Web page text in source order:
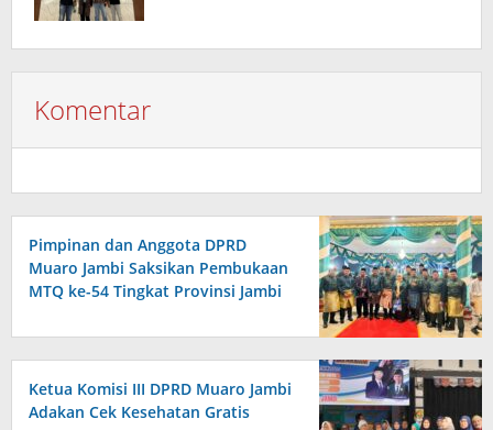
Komentar
Pimpinan dan Anggota DPRD
Muaro Jambi Saksikan Pembukaan
MTQ ke-54 Tingkat Provinsi Jambi
Ketua Komisi III DPRD Muaro Jambi
Adakan Cek Kesehatan Gratis